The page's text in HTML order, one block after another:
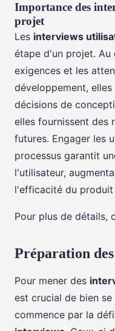
Importance des
projet
Les interviews
étape d'un projet. Au
exigences et les
développement,
décisions de
elles fournissent des
futures. Engager les
processus garantit
l'utilisateur,
l'efficacité du produit
Pour plus de détails,
Préparation
Pour mener des
est crucial de bien
commence par la